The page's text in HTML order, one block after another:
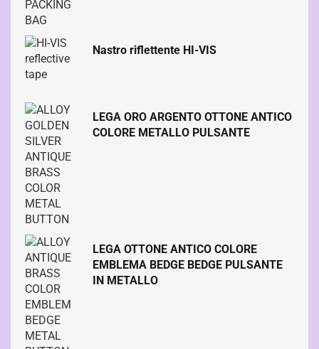
Nastro riflettente HI-VIS
LEGA ORO ARGENTO OTTONE ANTICO
COLORE METALLO PULSANTE
LEGA OTTONE ANTICO COLORE
EMBLEMA BEDGE BEDGE PULSANTE
IN METALLO